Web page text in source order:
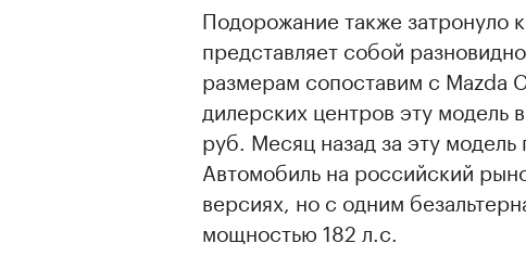
Подорожание также затронуло
представляет собой
размерам сопоставим с Mazda
дилерских центров эту модель
руб. Месяц назад за эту
Автомобиль на российский
версиях, но с одним
мощностью 182 л.с.